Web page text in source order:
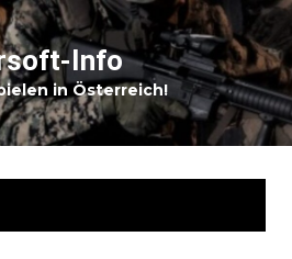
Info
in Österreich!